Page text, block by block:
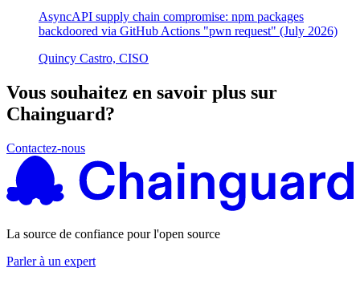
AsyncAPI supply chain compromise: npm packages
backdoored via GitHub Actions "pwn request" (July 2026)
Quincy Castro, CISO
Vous souhaitez en savoir plus sur
Chainguard?
Contactez-nous
La source de confiance pour l'open source
Parler à un expert